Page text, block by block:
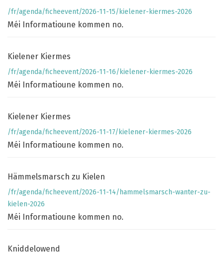
/fr/agenda/ficheevent/2026-11-15/kielener-kiermes-2026
Méi Informatioune kommen no.
Kielener Kiermes
/fr/agenda/ficheevent/2026-11-16/kielener-kiermes-2026
Méi Informatioune kommen no.
Kielener Kiermes
/fr/agenda/ficheevent/2026-11-17/kielener-kiermes-2026
Méi Informatioune kommen no.
Hämmelsmarsch zu Kielen
/fr/agenda/ficheevent/2026-11-14/hammelsmarsch-wanter-zu-
kielen-2026
Méi Informatioune kommen no.
Kniddelowend